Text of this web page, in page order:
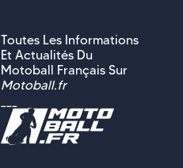
Toutes Les Informations
Et Actualités Du
Motoball Français Sur
Motoball.fr